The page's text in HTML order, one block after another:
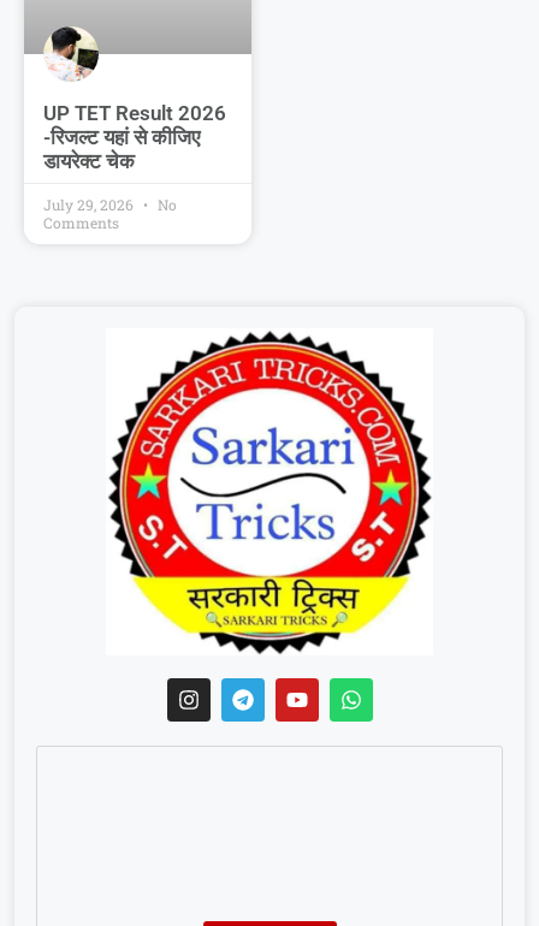
UP TET Result 2026
-रिजल्ट यहां से कीजिए
डायरेक्ट चेक
July 29, 2026
No
Comments